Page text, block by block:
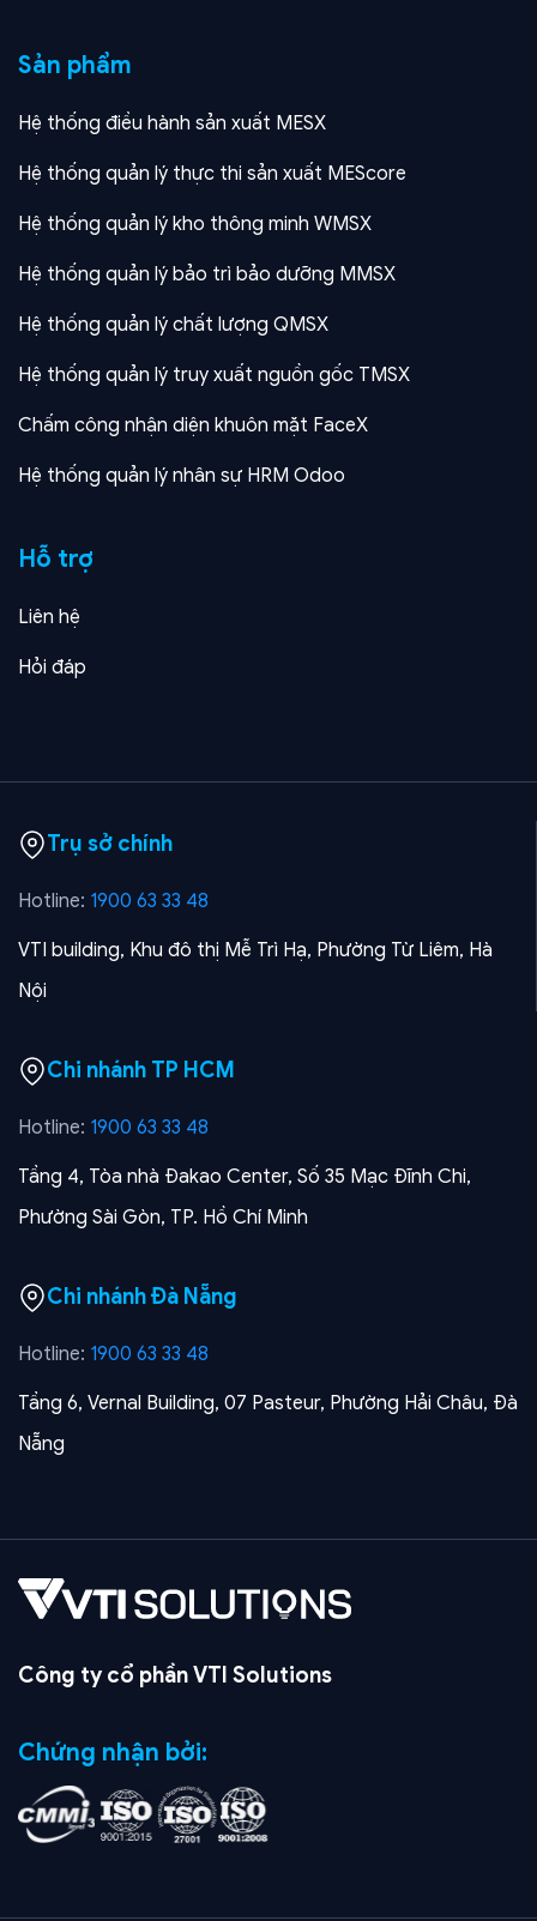
Sản phẩm
Hệ thống điều hành sản xuất MESX
Hệ thống quản lý thực thi sản xuất MEScore
Hệ thống quản lý kho thông minh WMSX
Hệ thống quản lý bảo trì bảo dưỡng MMSX
Hệ thống quản lý chất lượng QMSX
Hệ thống quản lý truy xuất nguồn gốc TMSX
Chấm công nhận diện khuôn mặt FaceX
Hệ thống quản lý nhân sự HRM Odoo
Hỗ trợ
Liên hệ
Hỏi đáp
Trụ sở chính
Hotline: 1900 63 33 48
VTI building, Khu đô thị Mễ Trì Hạ, Phường Từ Liêm, Hà
Nội
Chi nhánh TP HCM
Hotline: 1900 63 33 48
Tầng 4, Tòa nhà Đakao Center, Số 35 Mạc Đĩnh Chi,
Phường Sài Gòn, TP. Hồ Chí Minh
Chi nhánh Đà Nẵng
Hotline: 1900 63 33 48
Tầng 6, Vernal Building, 07 Pasteur, Phường Hải Châu, Đà
Nẵng
Công ty cổ phần VTI Solutions
Chứng nhận bởi: